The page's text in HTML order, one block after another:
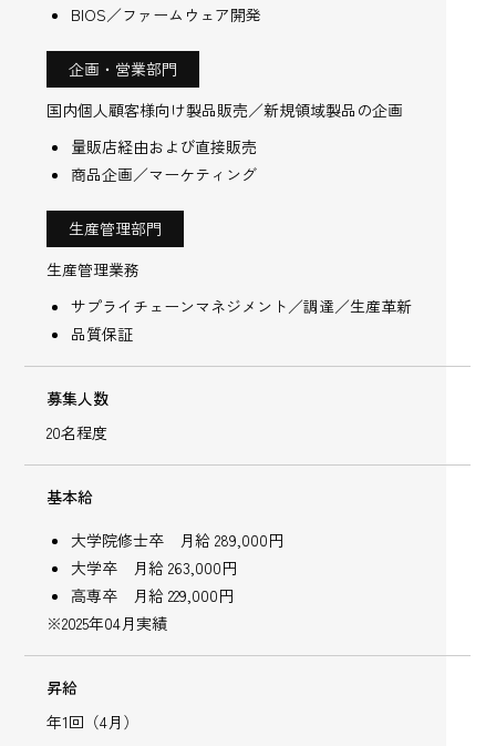
BIOS／ファームウェア開発
企画・営業部門
国内個人顧客様向け製品販売／新規領域製品の企画
量販店経由および直接販売
商品企画／マーケティング
生産管理部門
生産管理業務
サプライチェーンマネジメント／調達／生産革新
品質保証
募集人数
20名程度
基本給
大学院修士卒 月給 289,000円
大学卒 月給 263,000円
高専卒 月給 229,000円
※2025年04月実績
昇給
年1回（4月）